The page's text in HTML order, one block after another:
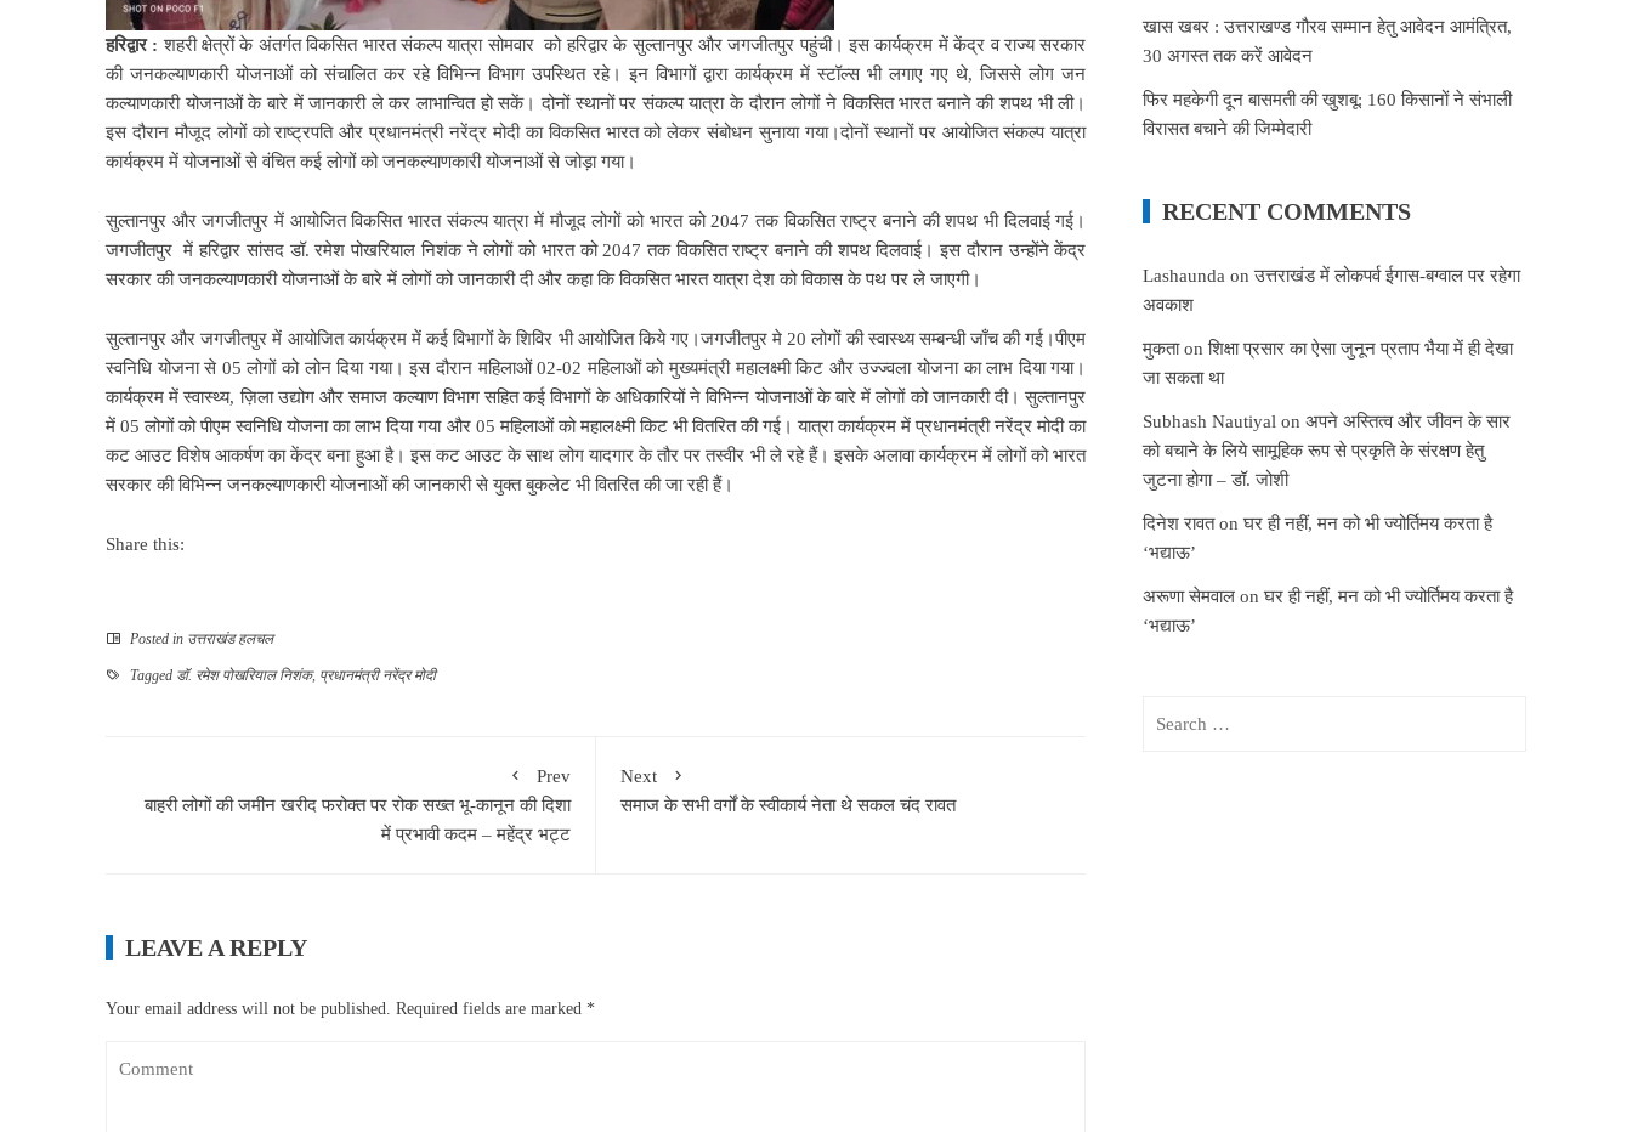
हरिद्वार : शहरी क्षेत्रों के अंतर्गत विकसित भारत संकल्प यात्रा सोमवार को हरिद्वार के सुल्तानपुर और जगजीतपुर पहुंची। इस कार्यक्रम में केंद्र व राज्य सरकार
की जनकल्याणकारी योजनाओं को संचालित कर रहे विभिन्न विभाग उपस्थित रहे। इन विभागों द्वारा कार्यक्रम में स्टॉल्स भी लगाए गए थे, जिससे लोग जन
कल्याणकारी योजनाओं के बारे में जानकारी ले कर लाभान्वित हो सकें। दोनों स्थानों पर संकल्प यात्रा के दौरान लोगों ने विकसित भारत बनाने की शपथ भी ली।
इस दौरान मौजूद लोगों को राष्ट्रपति और प्रधानमंत्री नरेंद्र मोदी का विकसित भारत को लेकर संबोधन सुनाया गया।दोनों स्थानों पर आयोजित संकल्प यात्रा
कार्यक्रम में योजनाओं से वंचित कई लोगों को जनकल्याणकारी योजनाओं से जोड़ा गया।
सुल्तानपुर और जगजीतपुर में आयोजित विकसित भारत संकल्प यात्रा में मौजूद लोगों को भारत को 2047 तक विकसित राष्ट्र बनाने की शपथ भी दिलवाई गई।
जगजीतपुर में हरिद्वार सांसद डॉ. रमेश पोखरियाल निशंक ने लोगों को भारत को 2047 तक विकसित राष्ट्र बनाने की शपथ दिलवाई। इस दौरान उन्होंने केंद्र
सरकार की जनकल्याणकारी योजनाओं के बारे में लोगों को जानकारी दी और कहा कि विकसित भारत यात्रा देश को विकास के पथ पर ले जाएगी।
सुल्तानपुर और जगजीतपुर में आयोजित कार्यक्रम में कई विभागों के शिविर भी आयोजित किये गए।जगजीतपुर मे 20 लोगों की स्वास्थ्य सम्बन्धी जाँच की गई।पीएम
स्वनिधि योजना से 05 लोगों को लोन दिया गया। इस दौरान महिलाओं 02-02 महिलाओं को मुख्यमंत्री महालक्ष्मी किट और उज्ज्वला योजना का लाभ दिया गया।
कार्यक्रम में स्वास्थ्य, ज़िला उद्योग और समाज कल्याण विभाग सहित कई विभागों के अधिकारियों ने विभिन्न योजनाओं के बारे में लोगों को जानकारी दी। सुल्तानपुर
में 05 लोगों को पीएम स्वनिधि योजना का लाभ दिया गया और 05 महिलाओं को महालक्ष्मी किट भी वितरित की गई। यात्रा कार्यक्रम में प्रधानमंत्री नरेंद्र मोदी का
कट आउट विशेष आकर्षण का केंद्र बना हुआ है। इस कट आउट के साथ लोग यादगार के तौर पर तस्वीर भी ले रहे हैं। इसके अलावा कार्यक्रम में लोगों को भारत
सरकार की विभिन्न जनकल्याणकारी योजनाओं की जानकारी से युक्त बुकलेट भी वितरित की जा रही हैं।
Share this:
Posted in उत्तराखंड हलचल
Tagged डॉ. रमेश पोखरियाल निशंक, प्रधानमंत्री नरेंद्र मोदी
Prev
बाहरी लोगों की जमीन खरीद फरोक्त पर रोक सख्त भू-कानून की दिशा
में प्रभावी कदम – महेंद्र भट्ट
Next
समाज के सभी वर्गों के स्वीकार्य नेता थे सकल चंद रावत
LEAVE A REPLY
Your email address will not be published. Required fields are marked *
खास खबर : उत्तराखण्ड गौरव सम्मान हेतु आवेदन आमंत्रित,
30 अगस्त तक करें आवेदन
फिर महकेगी दून बासमती की खुशबू: 160 किसानों ने संभाली
विरासत बचाने की जिम्मेदारी
RECENT COMMENTS
Lashaunda onउत्तराखंड में लोकपर्व ईगास-बग्वाल पर रहेगा
अवकाश
मुकताonशिक्षा प्रसार का ऐसा जुनून प्रताप भैया में ही देखा
जा सकता था
Subhash Nautiyal onअपने अस्तित्व और जीवन के सार
को बचाने के लिये सामूहिक रूप से प्रकृति के संरक्षण हेतु
जुटना होगा – डॉ. जोशी
दिनेश रावतonघर ही नहीं, मन को भी ज्योर्तिमय करता है
‘भद्याऊ’
अरूणा सेमवाल onघर ही नहीं, मन को भी ज्योर्तिमय करता है
‘भद्याऊ’